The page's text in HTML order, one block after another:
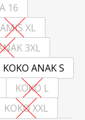
16
XL
3XL
KOKO ANAK S
KOKO L
KOKO XXL